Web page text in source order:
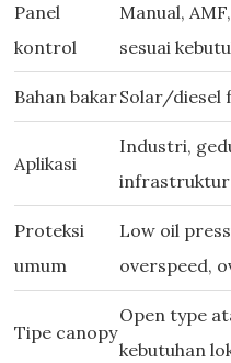
Panel
kontrol
Manual,
sesuai
Bahan bakarSolar/diesel
Aplikasi
Industri,
infrastruktur
Proteksi
umum
Low oil
overspeed,
Tipe canopy
Open type
kebutuhan